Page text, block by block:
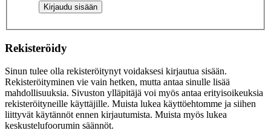
Rekisteröidy
Sinun tulee olla rekisteröitynyt voidaksesi kirjautua sisään.
Rekisteröityminen vie vain hetken, mutta antaa sinulle lisää
mahdollisuuksia. Sivuston ylläpitäjä voi myös antaa erityisoikeuksia
rekisteröityneille käyttäjille. Muista lukea käyttöehtomme ja siihen
liittyvät käytännöt ennen kirjautumista. Muista myös lukea
keskustelufoorumin säännöt.